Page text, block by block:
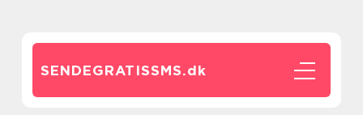
SENDEGRATISSMS.dk